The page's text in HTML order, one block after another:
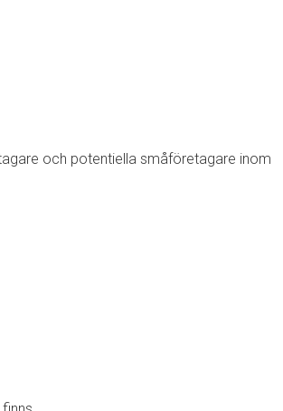
och potentiella småföretagare inom